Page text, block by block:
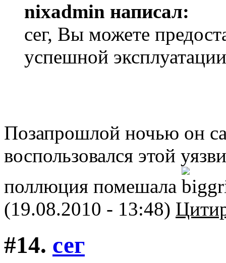
nixadmin написал:
сег, Вы можете
успешной
Позапрошлой ночью он
воспользовался этой
поллюция помешала
(19.08.2010 - 13:48)
#14. сег